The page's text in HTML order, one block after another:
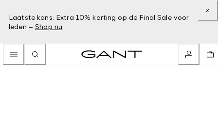
Laatste kans: Extra 10% korting op de Final Sale voor
leden – Shop nu